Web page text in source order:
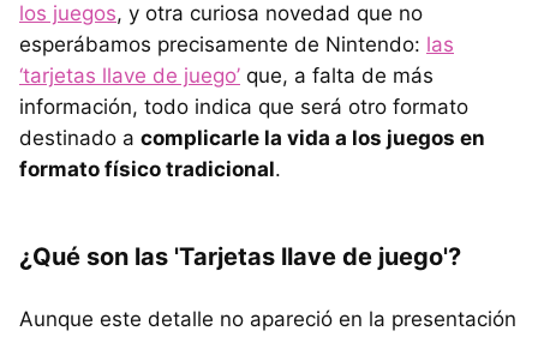
los juegos, y otra curiosa novedad que no
esperábamos precisamente de Nintendo: las
‘tarjetas llave de juego’ que, a falta de más
información, todo indica que será otro formato
destinado a complicarle la vida a los juegos en
formato físico tradicional.
¿Qué son las 'Tarjetas llave de juego'?
Aunque este detalle no apareció en la presentación